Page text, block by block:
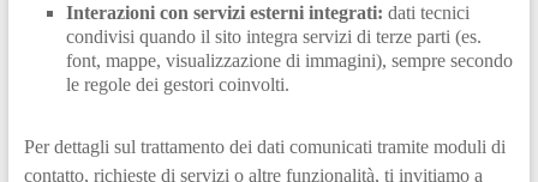
Interazioni con servizi esterni integrati: dati tecnici
condivisi quando il sito integra servizi di terze parti (es.
font, mappe, visualizzazione di immagini), sempre secondo
le regole dei gestori coinvolti.
Per dettagli sul trattamento dei dati comunicati tramite moduli di
contatto, richieste di servizi o altre funzionalità, ti invitiamo a